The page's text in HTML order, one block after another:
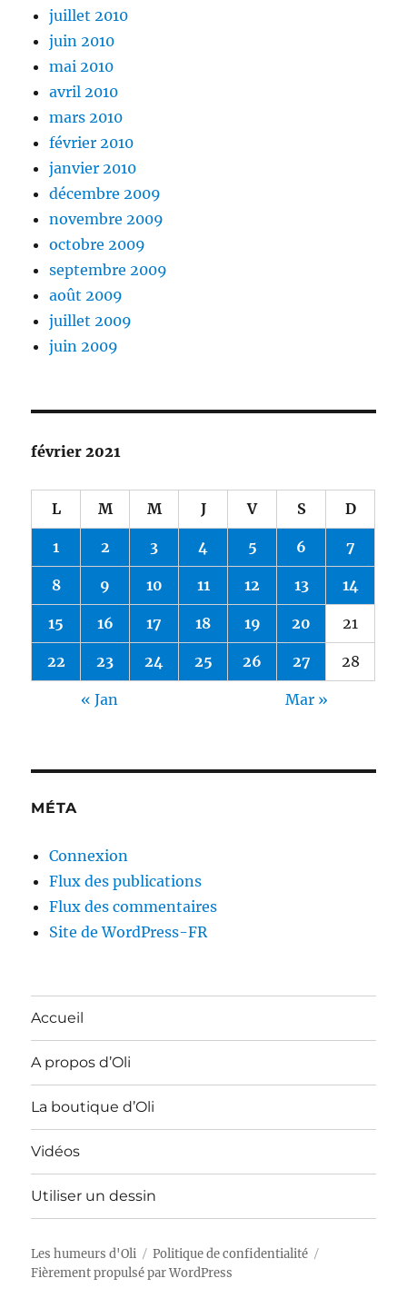
juillet 2010
juin 2010
mai 2010
avril 2010
mars 2010
février 2010
janvier 2010
décembre 2009
novembre 2009
octobre 2009
septembre 2009
août 2009
juillet 2009
juin 2009
février 2021
L M M J V S D
1 2 3 4 5 6 7
8 9 10 11 12 13 14
15 16 17 18 19 20 21
22 23 24 25 26 27 28
« Jan Mar »
MÉTA
Connexion
Flux des publications
Flux des commentaires
Site de WordPress-FR
Accueil
A propos d’Oli
La boutique d’Oli
Vidéos
Utiliser un dessin
Les humeurs d'Oli
Politique de confidentialité
Fièrement propulsé par WordPress